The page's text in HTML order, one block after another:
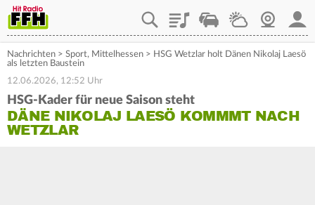
PlaylistStaupilotWetterWebcam
Nachrichten > Sport, Mittelhessen > HSG Wetzlar holt Dänen Nikolaj Laesö
als letzten Baustein
12.06.2026, 12:52 Uhr
HSG-Kader für neue Saison steht
DÄNE NIKOLAJ LAESÖ KOMMMT NACH
WETZLAR